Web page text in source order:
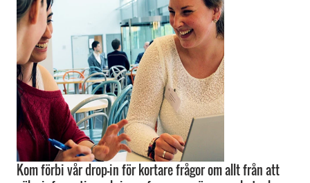
Kom förbi vår drop-in för kortare frågor om allt från att